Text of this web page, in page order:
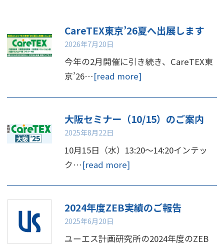
CareTEX東京’26夏へ出展します
2026年7月20日
今年の2月開催に引き続き、CareTEX東
京’26…[read more]
大阪セミナー（10/15）のご案内
2025年8月22日
10月15日（水）13:20～14:20インテッ
ク…[read more]
2024年度ZEB実績のご報告
2025年6月20日
ユーエス計画研究所の2024年度のZEB